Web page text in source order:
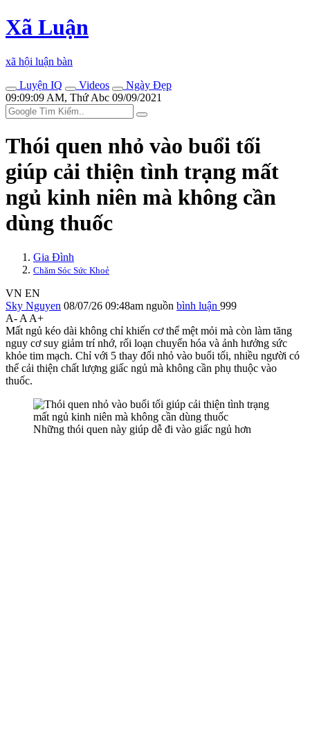
Xã Luận
xã hội luận bàn
Luyện IQ
Videos
Ngày Đẹp
09:09:09 AM, Thứ Abc 09/09/2021
Thói quen nhỏ vào buổi tối
giúp cải thiện tình trạng mất
ngủ kinh niên mà không cần
dùng thuốc
Gia Đình
Chăm Sóc Sức Khoẻ
VN EN
Sky Nguyen 08/07/26 09:48am nguồn bình luận 999
A- A A+
Mất ngủ kéo dài không chỉ khiến c‌ơ th‌ể mệt mỏi mà còn làm tăng
nguy cơ suy giảm trí nhớ, rối loạn chuyển hóa và ảnh hưởng sức
khỏe tim mạch. Chỉ với 5 thay đổi nhỏ vào buổi tối, nhiều người có
thể cải thiện chất lượng giấc ngủ mà không cần phụ thuộc vào
thuốc.
Những thói quen này giúp dễ đi vào giấc ngủ hơn